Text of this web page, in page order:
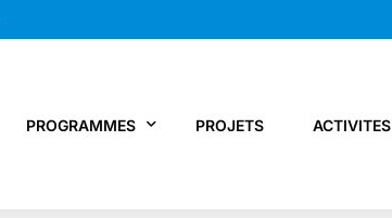
PROGRAMMES PROJETS ACTIVITES